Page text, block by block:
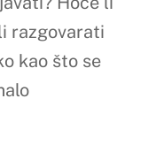
razgovarati
kao što se